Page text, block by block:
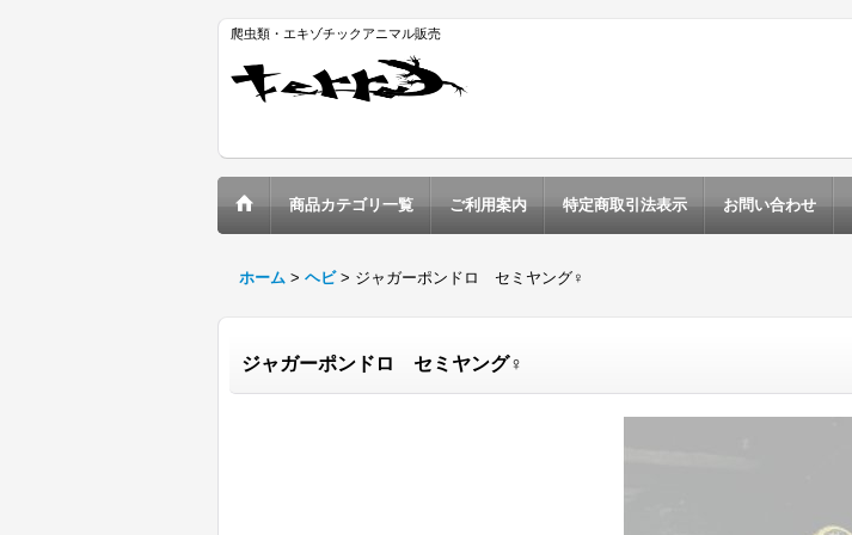
爬虫類・エキゾチックアニマル販売
商品カテゴリ一覧 ご利用案内 特定商取引法表示 お問い合わせ
ホーム > ヘビ > ジャガーポンドロ セミヤング♀
ジャガーポンドロ セミヤング♀